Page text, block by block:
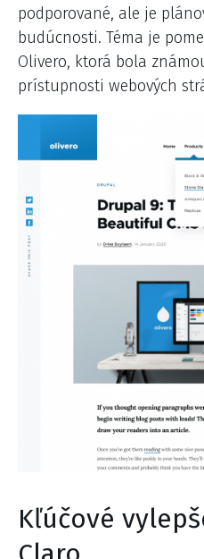
podporované, ale je
budúcnosti. Téma je
Olivero, ktorá bola
prístupnosti webových
Kľúčové